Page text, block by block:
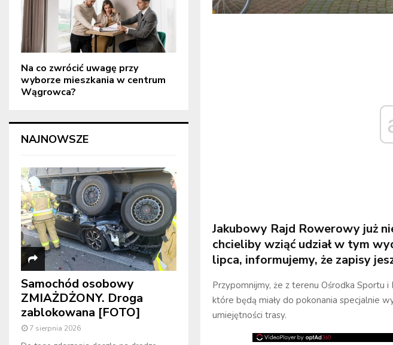
Jakubowy Rajd Rowerowy już
chcieliby wziąć udział w tym
lipca, informujemy, że zapisy
Przypomnijmy, że z terenu Ośrodka Sportu
które będą miały do pokonania specjalnie
umiejętności trasy.
Na co zwrócić uwagę przy
wyborze mieszkania w centrum
Wągrowca?
NAJNOWSZE
Samochód osobowy
ZMIAŻDŻONY. Droga
zablokowana [FOTO]
7 sierpnia 2026